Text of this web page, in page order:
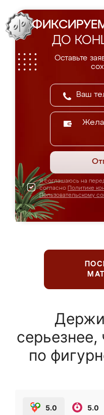
ДО
Оставьте
Я соглашаюсь на
согласно Политике
Пользовательскому
по
5.0 5.0